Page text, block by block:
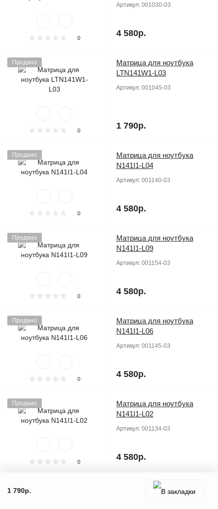
0
Артикул: 001030-03
4 580р.
Продано
0
Матрица для ноутбука
LTN141W1-L03
Артикул: 001045-03
1 790р.
Продано
0
Матрица для ноутбука
N141I1-L04
Артикул: 001140-03
4 580р.
Продано
0
Матрица для ноутбука
N141I1-L09
Артикул: 001154-03
4 580р.
Продано
0
Матрица для ноутбука
N141I1-L06
Артикул: 001145-03
4 580р.
Продано
0
Матрица для ноутбука
N141I1-L02
Артикул: 001134-03
4 580р.
Матрица для ноутбука
1 790р.